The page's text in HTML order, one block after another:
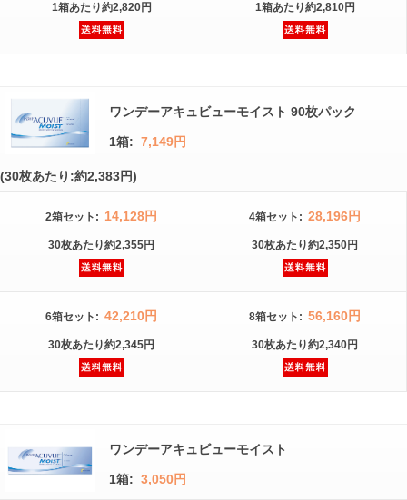
1箱あたり約2,820円 1箱あたり約2,810円
ワンデーアキュビューモイスト 90枚パック
1箱: 7,149円
(30枚あたり:約2,383円)
2箱セット : 14,128円
30枚あたり約2,355円
4箱セット : 28,196円
30枚あたり約2,350円
6箱セット : 42,210円
30枚あたり約2,345円
8箱セット : 56,160円
30枚あたり約2,340円
ワンデーアキュビューモイスト
1箱: 3,050円